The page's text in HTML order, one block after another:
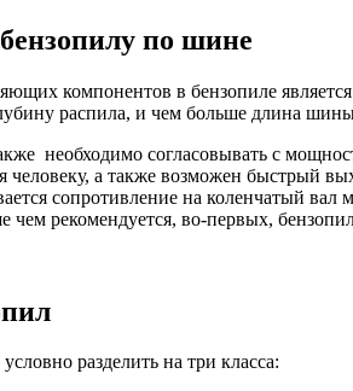
по шине
компонентов в бензопиле
распила, и чем больше длина
необходимо согласовывать с
человеку, а также возможен быстрый
сопротивление на коленчатый
чем рекомендуется, во-первых,
разделить на три класса: